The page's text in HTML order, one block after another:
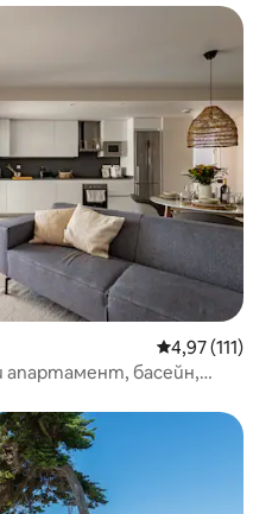
Средна
4,97 (111)
апартамент, басейн,